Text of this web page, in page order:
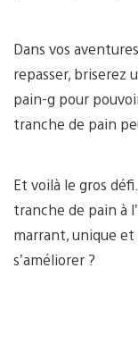
Dans vos
repasser, briserez
pain-g pour
tranche de pain
Et voilà le gros
tranche de pain à
marrant, unique
s’améliorer ?